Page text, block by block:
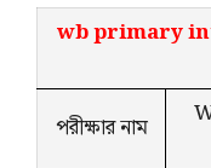
wb primary
পরীক্ষার নাম